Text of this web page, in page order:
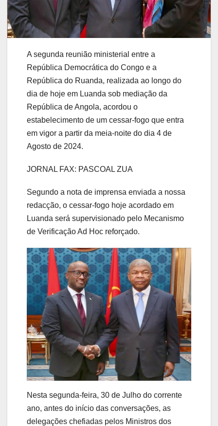
A segunda reunião ministerial entre a
República Democrática do Congo e a
República do Ruanda, realizada ao longo do
dia de hoje em Luanda sob mediação da
República de Angola, acordou o
estabelecimento de um cessar-fogo que entra
em vigor a partir da meia-noite do dia 4 de
Agosto de 2024.
JORNAL FAX: PASCOAL ZUA
Segundo a nota de imprensa enviada a nossa
redacção, o cessar-fogo hoje acordado em
Luanda será supervisionado pelo Mecanismo
de Verificação Ad Hoc reforçado.
Nesta segunda-feira, 30 de Julho do corrente
ano, antes do início das conversações, as
delegações chefiadas pelos Ministros dos